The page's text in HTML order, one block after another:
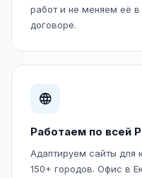
работ и не меняем её
договоре.
Работаем по всей
Адаптируем сайты для
150+ городов. Офис в